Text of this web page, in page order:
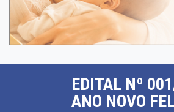
EDITAL Nº
ANO NOVO